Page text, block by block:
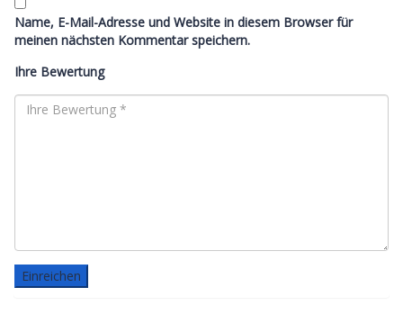
Name, E-Mail-Adresse und Website in diesem Browser für
meinen nächsten Kommentar speichern.
Ihre Bewertung